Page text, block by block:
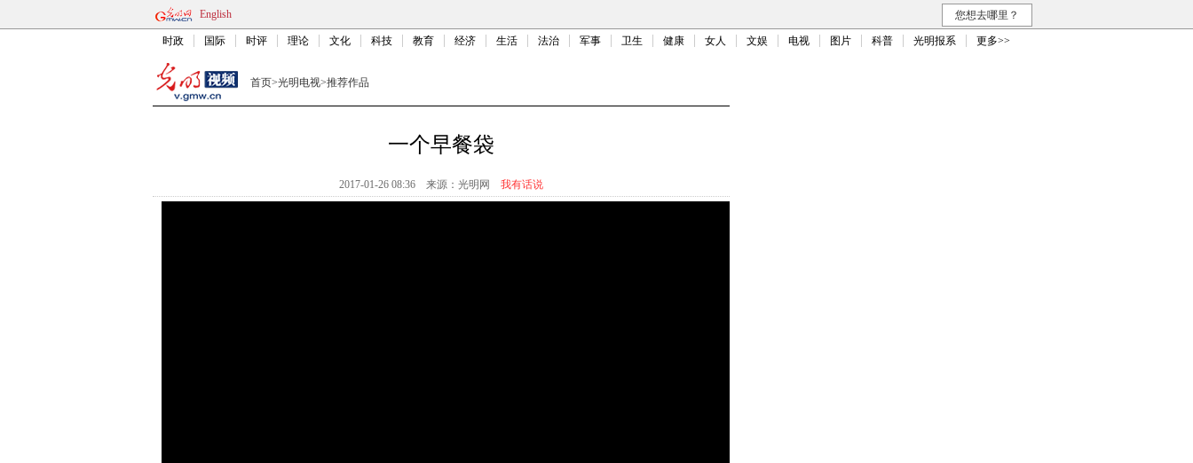
English 您想去哪里？
时政 国际 时评 理论 文化 科技 教育 经济 生活 法治 军事 卫生 健康 女人 文娱 电视 图片 科普 光明报系 更多>>
首页>光明电视>推荐作品
一个早餐袋
2017-01-26 08:36 来源： 光明网 我有话说